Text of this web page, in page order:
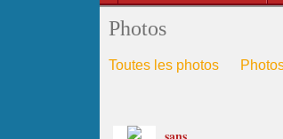
Photos
Toutes les photos